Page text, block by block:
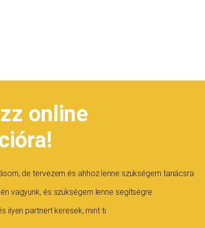
online
de tervezem és ahhoz lenne szükségem tanácsra
vagyunk, és szükségem lenne segítségre
ilyen partnert keresek, mint ti